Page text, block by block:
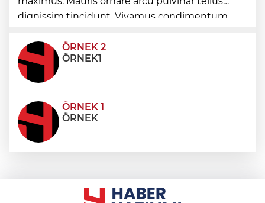
Larende kazısı ile Konya tarihine keşif
dignissim tincidunt. Vivamus condimentum
condimentum eros et, faucibus sapien. Praese
ÖRNEK 2
ÖRNEK1
ÖRNEK 1
ÖRNEK